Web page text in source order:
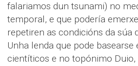
falariamos dun tsunami) no
temporal, e que podería
repetiren as condicións da súa
Unha lenda que pode basearse
cientíticos e no topónimo